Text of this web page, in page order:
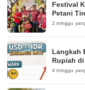
‎Festival
Petani
2 minggu
Langkah
Rupiah
4 minggu